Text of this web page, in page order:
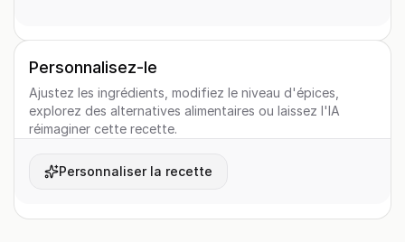
Personnalisez-le
Ajustez les ingrédients, modifiez le niveau d'épices,
explorez des alternatives alimentaires ou laissez l'IA
réimaginer cette recette.
Personnaliser la recette